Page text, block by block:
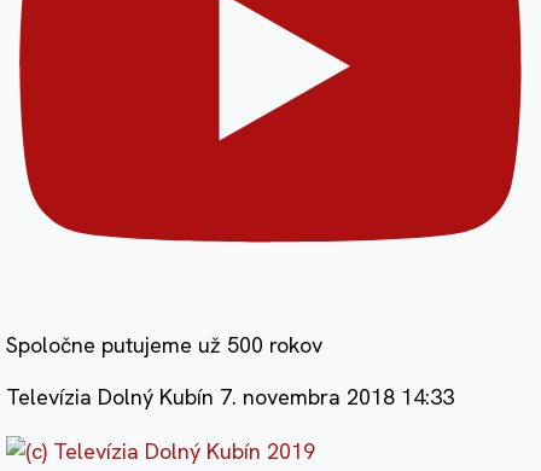
Spoločne putujeme už 500 rokov
Televízia Dolný Kubín 7. novembra 2018 14:33